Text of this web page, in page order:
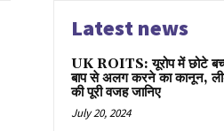
Latest news
UK ROITS: यूरोप में छोटे
बाप से अलग करने का कानून,
की पूरी वजह जानिए
July 20, 2024